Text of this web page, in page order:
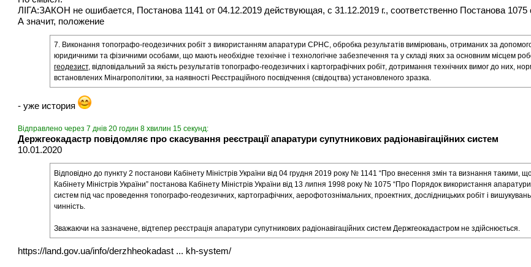
ЛІГА:ЗАКОН не ошибается, Постанова 1141 от 04.12.2019 действующая, с 31.12.2019 г., соответственно Постанова 1075
А значит, положение
7. Виконання топографо-геодезичних робіт з використанням апаратури СРНС, обробка результатів вимірювань, отриманих за
юридичними та фізичними особами, що мають необхідне технічне і технологічне забезпечення та у складі яких за основним місцем
геодезист, відповідальний за якість результатів топографо-геодезичних і картографічних робіт, дотримання технічних вимог до них,
встановлених Мінагрополітики, за наявності Реєстраційного посвідчення (свідоцтва) установленого зразка.
- уже история
Відправлено через 7 днів 20 годин 8 хвилин 15 секунд:
Держгеокадастр повідомляє про скасування реєстрації апаратури супутникових радіонавігаційних систем
10.01.2020
Відповідно до пункту 2 постанови Кабінету Міністрів України від 04 грудня 2019 року № 1141 “Про внесення змін та визнання такими,
Кабінету Міністрів України” постанова Кабінету Міністрів України від 13 липня 1998 року № 1075 “Про Порядок використання
систем під час проведення топографо-геодезичних, картографічних, аерофотознімальних, проектних, дослідницьких робіт і
чинність.
Зважаючи на зазначене, відтепер реєстрація апаратури супутникових радіонавігаційних систем Держгеокадастром не здійснюється.
https://land.gov.ua/info/derzhheokadast ... kh-system/